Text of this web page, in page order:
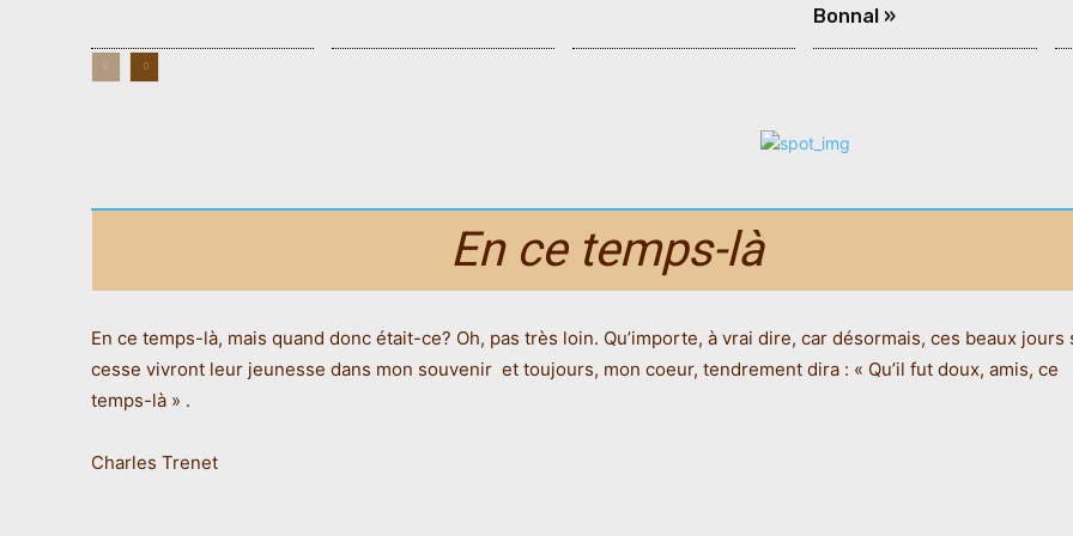
Bonnal »
En ce temps-là
En ce temps-là, mais quand donc était-ce? Oh, pas très loin. Qu’importe, à vrai dire, car désormais, ces beaux jours
cesse vivront leur jeunesse dans mon souvenir et toujours, mon coeur, tendrement dira : « Qu’il fut doux, amis, ce
temps-là » .
Charles Trenet